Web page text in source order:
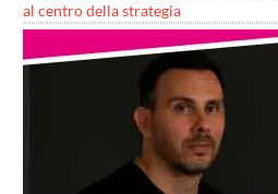
al centro della strategia